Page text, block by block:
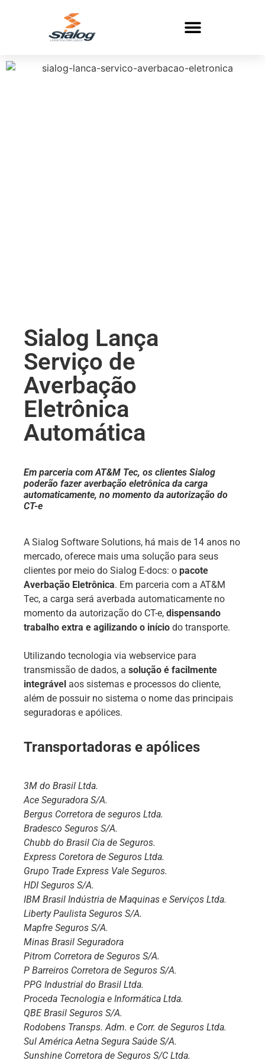
Sialog Lança
Serviço de
Averbação
Eletrônica
Automática
Em parceria com AT&M Tec, os clientes Sialog
poderão fazer averbação eletrônica da carga
automaticamente, no momento da autorização do
CT-e
A Sialog Software Solutions, há mais de 14 anos no
mercado, oferece mais uma solução para seus
clientes por meio do Sialog E-docs: o pacote
Averbação Eletrônica. Em parceria com a AT&M
Tec, a carga será averbada automaticamente no
momento da autorização do CT-e, dispensando
trabalho extra e agilizando o início do transporte.
Utilizando tecnologia via webservice para
transmissão de dados, a solução é facilmente
integrável aos sistemas e processos do cliente,
além de possuir no sistema o nome das principais
seguradoras e apólices.
Transportadoras e apólices
3M do Brasil Ltda.
Ace Seguradora S/A.
Bergus Corretora de seguros Ltda.
Bradesco Seguros S/A.
Chubb do Brasil Cia de Seguros.
Express Coretora de Seguros Ltda.
Grupo Trade Express Vale Seguros.
HDI Seguros S/A.
IBM Brasil Indústria de Maquinas e Serviços Ltda.
Liberty Paulista Seguros S/A.
Mapfre Seguros S/A.
Minas Brasil Seguradora
Pitrom Corretora de Seguros S/A.
P Barreiros Corretora de Seguros S/A.
PPG Industrial do Brasil Ltda.
Proceda Tecnologia e Informática Ltda.
QBE Brasil Seguros S/A.
Rodobens Transps. Adm. e Corr. de Seguros Ltda.
Sul América Aetna Segura Saúde S/A.
Sunshine Corretora de Seguros S/C Ltda.